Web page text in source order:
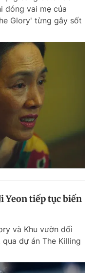
360
cần biết
đóng vai mẹ của
Glory' từng gây sốt
Yeon tiếp tục biến
và Khu vườn dối
dự án The Killing